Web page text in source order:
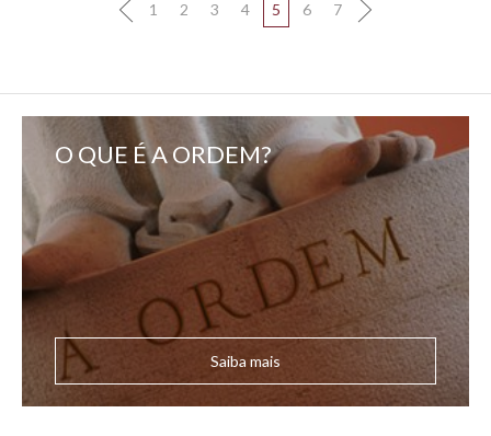
1 2 3 4 5 6 7
O QUE É A ORDEM?
Saiba mais